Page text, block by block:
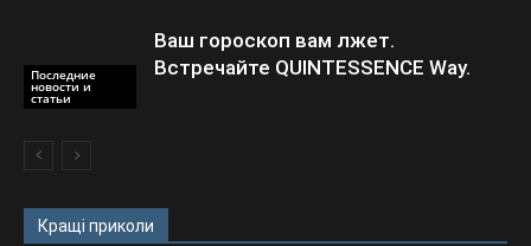
Последние
новости и
статьи
Ваш гороскоп вам лжет.
Встречайте QUINTESSENCE Way.
Кращі приколи